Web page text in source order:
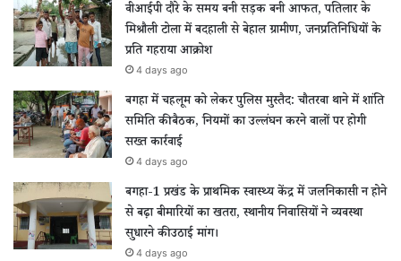
वीआईपी दौरे के समय बनी सड़क बनी आफत, पतिलार के
मिश्रौली टोला में बदहाली से बेहाल ग्रामीण, जनप्रतिनिधियों के
प्रति गहराया आक्रोश
4 days ago
बगहा में चहलूम को लेकर पुलिस मुस्तैद: चौतरवा थाने में शांति
समिति की बैठक, नियमों का उल्लंघन करने वालों पर होगी
सख्त कार्रवाई
4 days ago
बगहा-1 प्रखंड के प्राथमिक स्वास्थ्य केंद्र में जलनिकासी न होने
से बढ़ा बीमारियों का खतरा, स्थानीय निवासियों ने व्यवस्था
सुधारने की उठाई मांग।
4 days ago